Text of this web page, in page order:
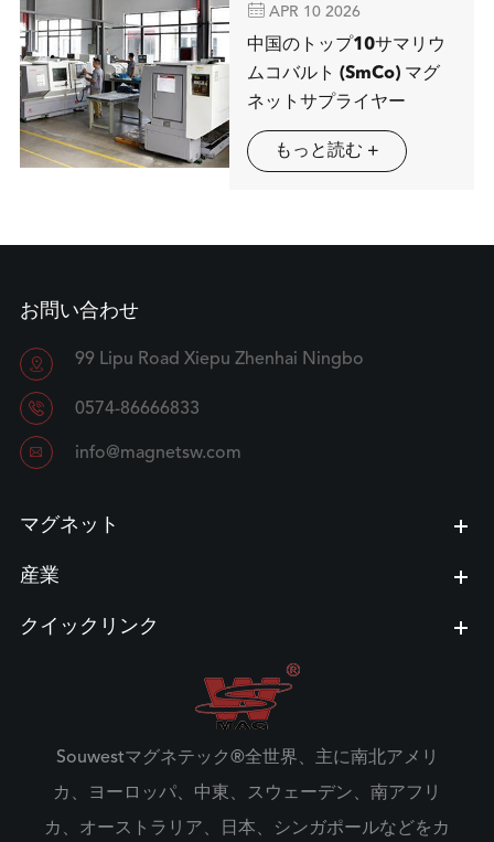
 APR 10 2026
中国のトップ10サマリウ
ムコバルト (SmCo) マグ
ネットサプライヤー
もっと読む +
お問い合わせ
 99 Lipu Road Xiepu Zhenhai Ningbo
 0574-86666833
 info@magnetsw.com
マグネット
産業
クイックリンク
Souwestマグネテック®全世界、主に南北アメリ
カ、ヨーロッパ、中東、スウェーデン、南アフリ
カ、オーストラリア、日本、シンガポールなどをカ